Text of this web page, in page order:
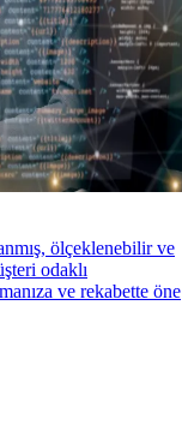
ölçeklenebilir ve
odaklı
ve rekabette öne